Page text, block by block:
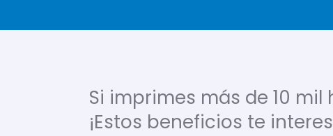
Si imprimes más de 10 mil
¡Estos beneficios te